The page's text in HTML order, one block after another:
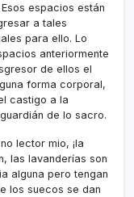
espacios están
a tales
para ello. Lo
anteriormente
de ellos el
forma corporal,
castigo a la
de lo sacro.
lector mio, ¡la
las lavanderí­as son
alguna pero tengan
los suecos se dan